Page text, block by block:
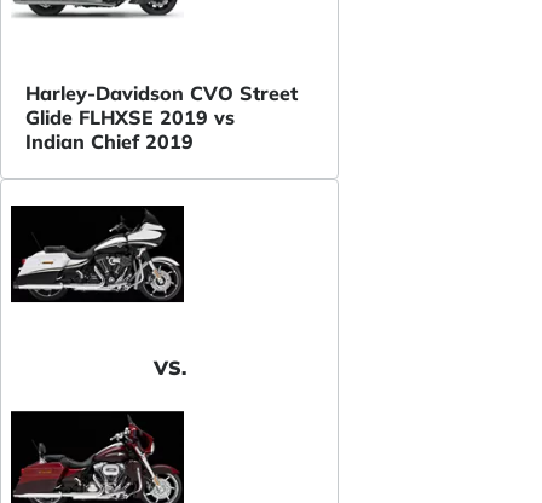
Harley-Davidson CVO Street
Glide FLHXSE 2019 vs
Indian Chief 2019
VS.